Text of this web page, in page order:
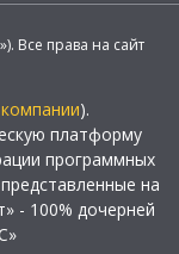
Все права на сайт
).
платформу
программных
на
- 100% дочерней